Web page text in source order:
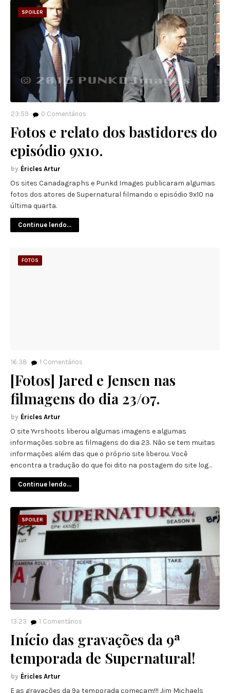
SPOILER
23:59 0 Comentários
Fotos e relato dos bastidores do
episódio 9x10.
Éricles Artur
Os sites Canadagraphs e Punkd Images publicaram algumas
fotos dos atores de Supernatural filmando o episódio 9x10 na
última quarta.
Continue lendo...
FOTOS
16:38 1 Comentários
[Fotos] Jared e Jensen nas
filmagens do dia 23/07.
Éricles Artur
O site Yvrshoots liberou algumas imagens e algumas
informações sobre as filmagens do dia 23. Não se tem muitas
informações além das que o próprio site liberou. Você
encontra a tradução do que foi dito na postagem do site log…
Continue lendo...
SPOILER
13:23 1 Comentários
Início das gravações da 9ª
temporada de Supernatural!
Éricles Artur
E as gravações da 9ª temporada começam!!! Jim Michaels